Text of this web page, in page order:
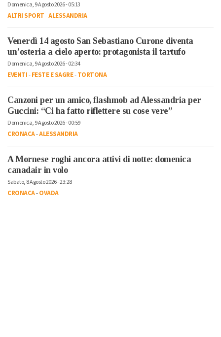
Domenica, 9 Agosto 2026 - 05:13
ALTRI SPORT-ALESSANDRIA
Venerdì 14 agosto San Sebastiano Curone diventa
un’osteria a cielo aperto: protagonista il tartufo
Domenica, 9 Agosto 2026 - 02:34
EVENTI-FESTE E SAGRE-TORTONA
Canzoni per un amico, flashmob ad Alessandria per
Guccini: “Ci ha fatto riflettere su cose vere”
Domenica, 9 Agosto 2026 - 00:59
CRONACA-ALESSANDRIA
A Mornese roghi ancora attivi di notte: domenica
canadair in volo
Sabato, 8 Agosto 2026 - 23:28
CRONACA-OVADA